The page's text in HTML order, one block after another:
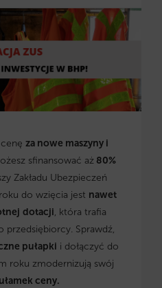
za nowe maszyny i
sfinansować aż80%
Zakładu Ubezpieczeń
do wzięcia jest nawet
dotacji, która trafia
przedsiębiorcy. Sprawdź,
pułapki i dołączyć do
roku zmodernizują swój
ceny.